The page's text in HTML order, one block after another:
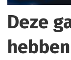
Deze